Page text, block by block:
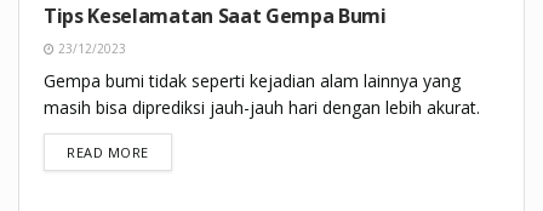
Tips Keselamatan Saat Gempa Bumi
23/12/2023
Gempa bumi tidak seperti kejadian alam lainnya yang
masih bisa diprediksi jauh-jauh hari dengan lebih akurat.
READ MOREDETAILS